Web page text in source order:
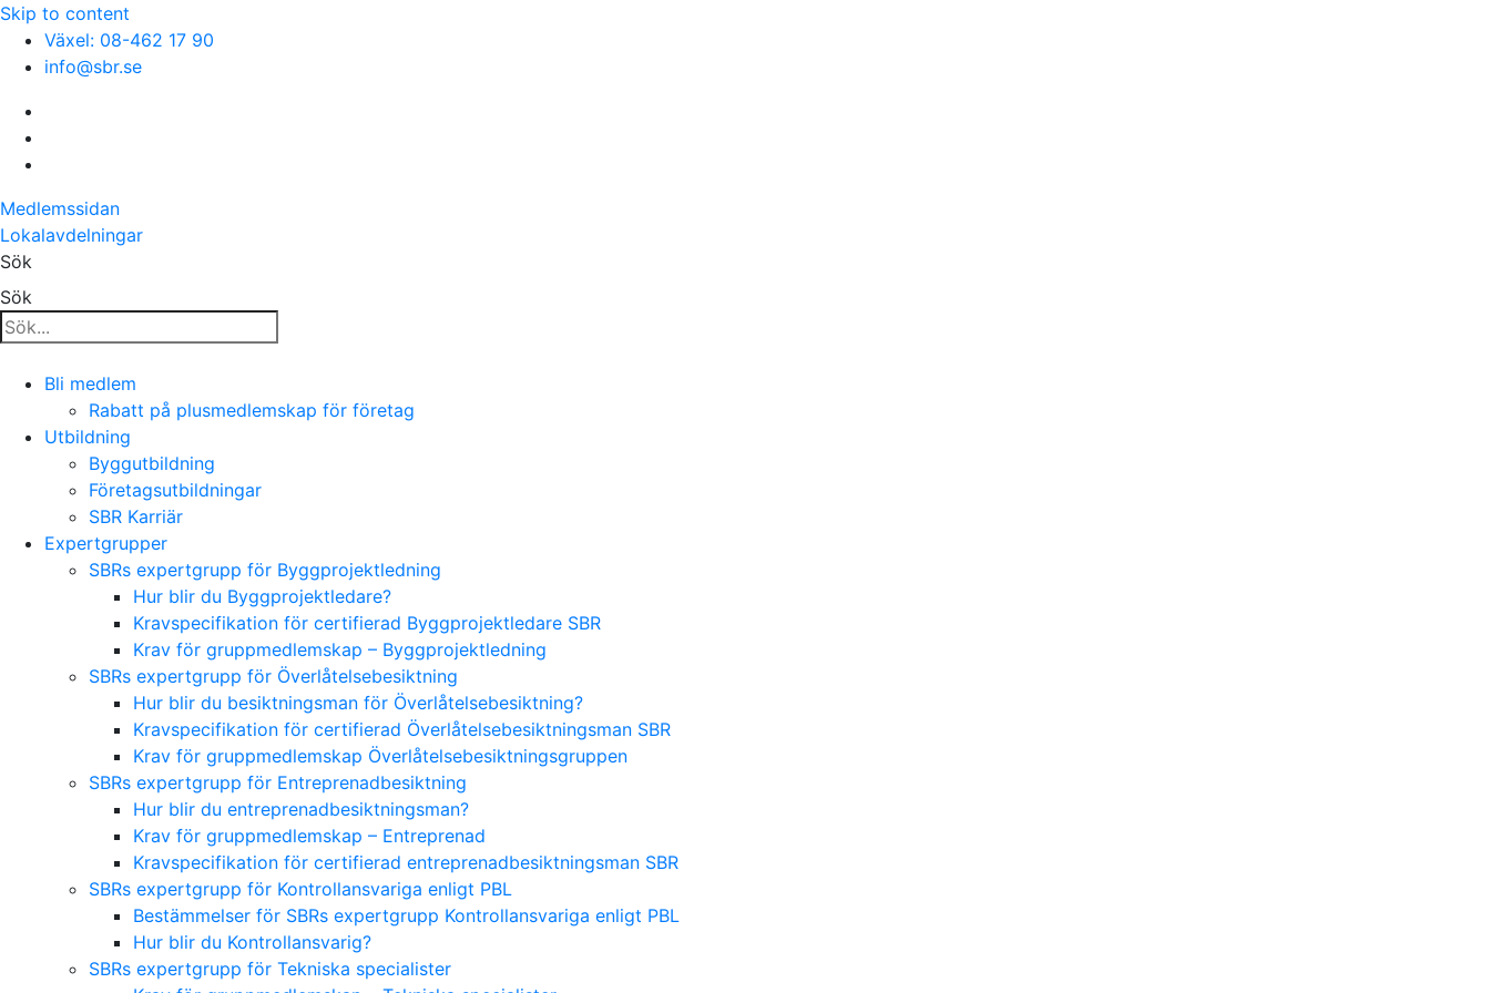
Skip to content
Växel: 08-462 17 90
info@sbr.se
Medlemssidan
Lokalavdelningar
Sök
Sök
Bli medlem
Rabatt på plusmedlemskap för företag
Utbildning
Byggutbildning
Företagsutbildningar
SBR Karriär
Expertgrupper
SBRs expertgrupp för Byggprojektledning
Hur blir du Byggprojektledare?
Kravspecifikation för certifierad Byggprojektledare SBR
Krav för gruppmedlemskap – Byggprojektledning
SBRs expertgrupp för Överlåtelsebesiktning
Hur blir du besiktningsman för Överlåtelsebesiktning?
Kravspecifikation för certifierad Överlåtelsebesiktningsman SBR
Krav för gruppmedlemskap Överlåtelsebesiktningsgruppen
SBRs expertgrupp för Entreprenadbesiktning
Hur blir du entreprenadbesiktningsman?
Krav för gruppmedlemskap – Entreprenad
Kravspecifikation för certifierad entreprenadbesiktningsman SBR
SBRs expertgrupp för Kontrollansvariga enligt PBL
Bestämmelser för SBRs expertgrupp Kontrollansvariga enligt PBL
Hur blir du Kontrollansvarig?
SBRs expertgrupp för Tekniska specialister